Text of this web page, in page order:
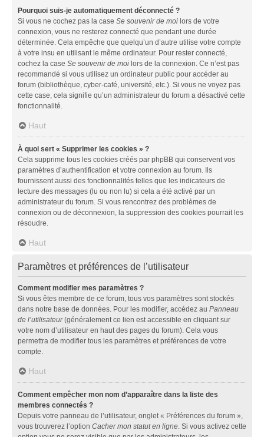
Pourquoi suis-je automatiquement déconnecté ?
Si vous ne cochez pas la case Se souvenir de moi lors de votre
connexion, vous ne resterez connecté que pendant une durée
déterminée. Cela empêche que quelqu’un d’autre utilise votre compte
à votre insu en utilisant le même ordinateur. Pour rester connecté,
cochez la case Se souvenir de moi lors de la connexion. Ce n’est pas
recommandé si vous utilisez un ordinateur public pour accéder au
forum (bibliothèque, cyber-café, université, etc.). Si vous ne voyez pas
cette case, cela signifie qu’un administrateur du forum a désactivé cette
fonctionnalité.
Haut
À quoi sert « Supprimer les cookies » ?
Cela supprime tous les cookies créés par phpBB qui conservent vos
paramètres d’authentification et votre connexion au forum. Ils
fournissent aussi des fonctionnalités telles que les indicateurs de
lecture des messages (lu ou non lu) si cela a été activé par un
administrateur du forum. Si vous rencontrez des problèmes de
connexion ou de déconnexion, la suppression des cookies pourrait les
résoudre.
Haut
Paramètres et préférences de l’utilisateur
Comment modifier mes paramètres ?
Si vous êtes membre de ce forum, tous vos paramètres sont stockés
dans notre base de données. Pour les modifier, accédez au Panneau
de l’utilisateur(généralement ce lien est accessible en cliquant sur
votre nom d’utilisateur en haut des pages du forum). Cela vous
permettra de modifier tous les paramètres et préférences de votre
compte.
Haut
Comment empêcher mon nom d’apparaître dans la liste des
membres connectés ?
Depuis votre panneau de l’utilisateur, onglet « Préférences du forum »,
vous trouverez l’option Cacher mon statut en ligne. Si vous activez cette